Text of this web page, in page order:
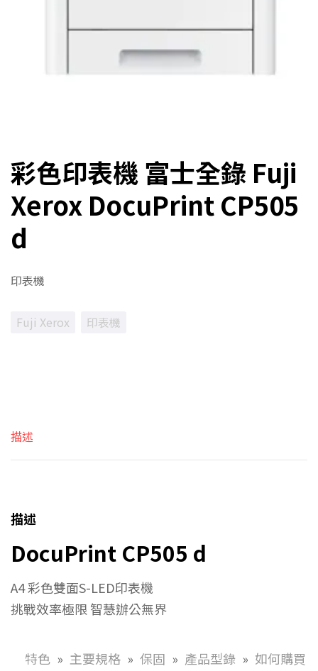
彩色印表機 富士全錄 Fuji
Xerox DocuPrint CP505
d
印表機
Fuji Xerox 印表機
描述
描述
DocuPrint CP505 d
A4 彩色雙面S-LED印表機
挑戰效率極限 智慧辦公無界
特色 主要規格 保固 產品型錄 如何購買